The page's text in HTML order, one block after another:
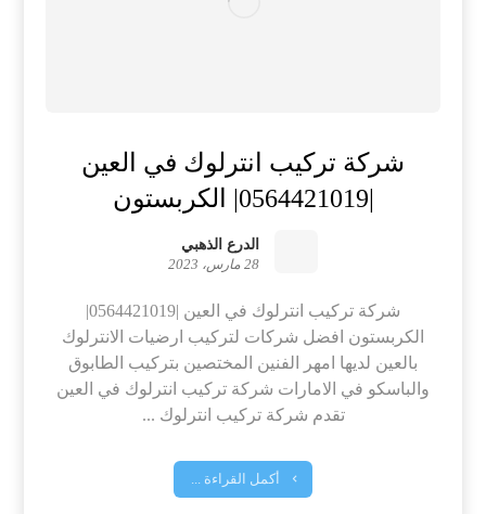
شركة تركيب انترلوك في العين
|0564421019| الكربستون
الدرع الذهبي
28 مارس، 2023
شركة تركيب انترلوك في العين |0564421019|
الكربستون افضل شركات لتركيب ارضيات الانترلوك
بالعين لديها امهر الفنين المختصين بتركيب الطابوق
والباسكو في الامارات شركة تركيب انترلوك في العين
تقدم شركة تركيب انترلوك ...
أكمل القراءة ...